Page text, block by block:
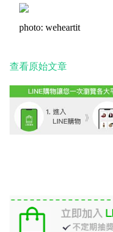
photo: weheartit
查看原始文章